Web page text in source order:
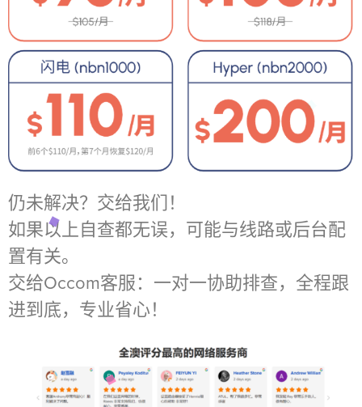
仍未解决？交给我们！
如果以上自查都无误，可能与线路或后台配
置有关。
交给Occom客服：一对一协助排查，全程跟
进到底，专业省心！